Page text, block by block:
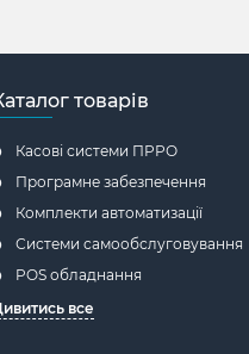
товарів
Касові системи ПРРО
Програмне забезпечення
Комплекти автоматизації
Системи самообслуговування
POS обладнання
все